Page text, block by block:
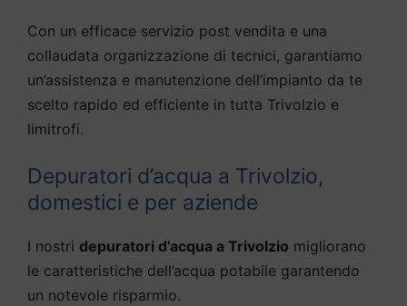
Con un efficace servizio post vendita e una
collaudata organizzazione di tecnici, garantiamo
un’assistenza e manutenzione dell’impianto da te
scelto rapido ed efficiente in tutta Trivolzio e
limitrofi.
Depuratori d’acqua a Trivolzio,
domestici e per aziende
I nostri depuratori d’acqua a Trivolzio migliorano
le caratteristiche dell’acqua potabile garantendo
un notevole risparmio.